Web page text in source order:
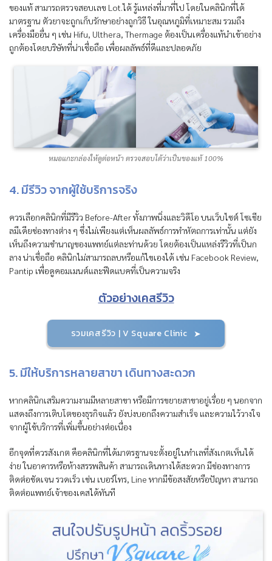
ของแท้ สามารถตรวจสอบเลข Lot.ได้ รู้แหล่งที่มาที่ไป โดยในคลินิกที่ได้
มาตรฐาน ตัวยาจะถูกเก็บรักษาอย่างถูกวิธี ในอุณหภูมิที่เหมาะสม รวมถึง
เครื่องมืออื่น ๆ เช่น Hifu, Ulthera, Thermage ต้องเป็นเครื่องแท้นำเข้าอย่าง
ถูกต้องโดยบริษัทที่น่าเชื่อถือ เพื่อผลลัพธ์ที่ดีและปลอดภัย
หมอแกะกล่องให้ดูต่อหน้า ตรวจสอบได้ว่าเป็นของแท้ 100%
4. มีรีวิว จากผู้ใช้บริการจริง
ควรเลือกคลินิกที่มีรีวิว Before-After ทั้งภาพนิ่งและวิดีโอ บนเว็บไซต์ โซเชีย
ลมีเดียช่องทางต่าง ๆ ซึ่งไม่เพียงแต่เห็นผลลัพธ์การทำหัตถการเท่านั้น แต่ยัง
เห็นถึงความชำนาญของแพทย์แต่ละท่านด้วย โดยต้องเป็นแหล่งรีวิวที่เป็นก
ลาง น่าเชื่อถือ คลินิกไม่สามารถลบหรือแก้ไขเองได้ เช่น Facebook Review,
Pantip เพื่อดูคอมเมนต์และฟีดแบคที่เป็นความจริง
ตัวอย่างเคสรีวิว
รวมเคสรีวิว | V Square Clinic
5. มีให้บริการหลายสาขา เดินทางสะดวก
หากคลินิกเสริมความงามมีหลายสาขา หรือมีการขยายสาขาอยู่เรื่อย ๆ นอกจาก
แสดงถึงการเติบโตของธุรกิจแล้ว ยังบ่งบอกถึงความสำเร็จ และความไว้วางใจ
จากผู้ใช้บริการที่เพิ่มขึ้นอย่างต่อเนื่อง
อีกจุดที่ควรสังเกต คือคลินิกที่ได้มาตรฐานจะตั้งอยู่ในทำเลที่สังเกตเห็นได้
ง่าย ในอาคารหรือห้างสรรพสินค้า สามารถเดินทางได้สะดวก มีช่องทางการ
ติดต่อชัดเจน รวดเร็ว เช่น เบอร์โทร, Line หากมีข้อสงสัยหรือปัญหา สามารถ
ติดต่อแพทย์เจ้าของเคสได้ทันที